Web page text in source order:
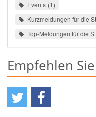
Events 1
Kurzmeldungen für die
Top-Meldungen für die
Empfehlen